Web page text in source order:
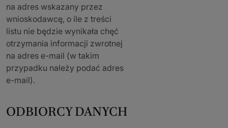
na adres wskazany przez
wnioskodawcę, o ile z treści
listu nie będzie wynikała chęć
otrzymania informacji zwrotnej
na adres e-mail (w takim
przypadku należy podać adres
e-mail).
ODBIORCY DANYCH